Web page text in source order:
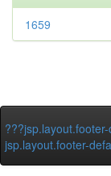
1659
jsp.layout.footer-